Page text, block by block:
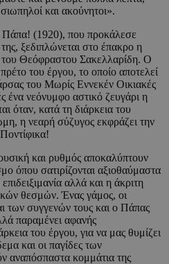
και ακούνητοι».
(1920), που προκάλεσε
ξεδιπλώνεται στο έπακρο η
του Θεόφραστου Σακελλαρίδη. O
του έργου, το οποίο αποτελεί
του Μωρίς Εννεκέν Οικιακές
ένα νεόνυμφο αστικό ζευγάρι η
όταν, κατά τη διάρκεια του
η νεαρή σύζυγος εκφράζει την
και ρυθμός αποκαλύπτουν
όπου σατιρίζονται αξιοθαύμαστα
αλλά και η άκριτη
θεσμών. Ένας γάμος, οι
των συγγενών τους και ο Πάπας
παραμένει αφανής
του έργου, για να μας θυμίζει
και οι παγίδες των
αναπόσπαστα κομμάτια της